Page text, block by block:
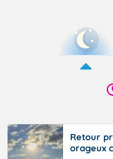
Retour
orageux